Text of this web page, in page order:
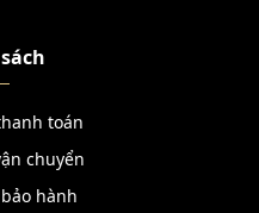
toán
chuyển
hành